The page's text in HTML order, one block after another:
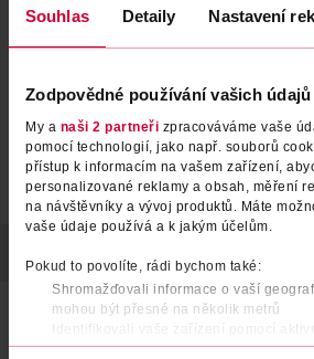
Souhlas Detaily Nastavení
Zodpovědné používání vašich údajů
My a naši 2 partneři zpracováváme vaše
pomocí technologií, jako např. souborů
přístup k informacím na vašem zařízení,
personalizované reklamy a obsah, měření
na návštěvníky a vývoj produktů. Máte
vaše údaje používá a k jakým účelům.
Pokud to povolíte, rádi bychom také:
Shromažďovali informace o vaší
mohou být přesné na několik metrů
Identifikovali vaše zařízení pomocí
konkrétní charakteristiky (otisk prstu)
Clean
Sensodyne 75 ml
139 Kč
DO KOŠÍKU
Při čištění zubů dvakrát denně